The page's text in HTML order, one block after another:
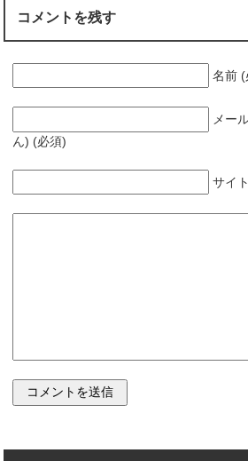
コメントを残す
名前 (
メー
ん) (必須)
サイト